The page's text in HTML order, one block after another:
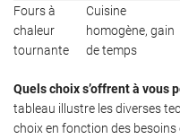
Fours à
chaleur
tournante
Cuisine
homogène, gain
de temps
Quels choix s’offrent à vous
tableau illustre les diverses
choix en fonction des